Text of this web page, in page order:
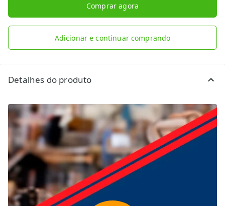
Comprar agora
Adicionar e continuar comprando
Detalhes do produto